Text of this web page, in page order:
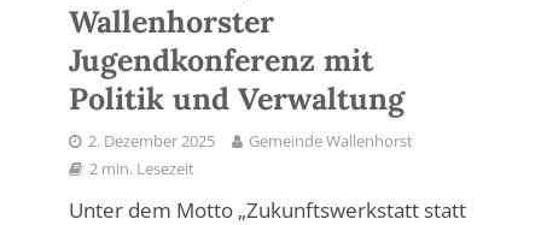
Wallenhorster
Jugendkonferenz mit
Politik und Verwaltung
2. Dezember 2025
Gemeinde Wallenhorst
2 min. Lesezeit
Unter dem Motto „Zukunftswerkstatt statt